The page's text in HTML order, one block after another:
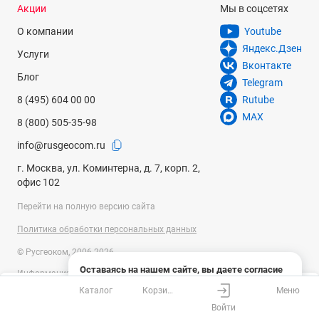
Оставаясь на нашем сайте, вы даете согласие
на использование файлов cookies и сбор данных
системами веб-аналитики
Акции
О компании
Услуги
Блог
8 (495) 604 00 00
8 (800) 505-35-98
info@rusgeocom.ru
г. Москва, ул. Коминтерна, д. 7, корп. 2,
офис 102
Мы в соцсетях
Youtube
Яндекс.Дзен
Вконтакте
Telegram
Rutube
MAX
Перейти на полную версию сайта
Политика обработки персональных данных
© Русгеоком, 2006-2026
Информация на сайте носит справочный характер и не является
публичной офертой, определяемой положениями Статьи 437
Гражданского кодекса Российской Федерации. Технические
Каталог
Корзина
Войти
Меню